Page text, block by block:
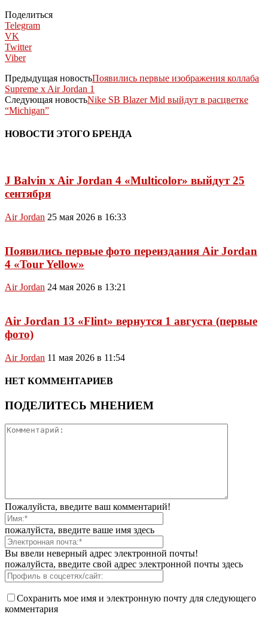
Поделиться
Telegram
VK
Twitter
Viber
Предыдущая новостьПоявились первые изображения коллаба
Supreme x Air Jordan 1
Следующая новостьNike SB Blazer Mid выйдут в расцветке
“Michigan”
НОВОСТИ ЭТОГО БРЕНДА
J Balvin x Air Jordan 4 «Multicolor» выйдут 25
сентября
Air Jordan 25 мая 2026 в 16:33
Появились первые фото переиздания Air Jordan
4 «Tour Yellow»
Air Jordan 24 мая 2026 в 13:21
Air Jordan 13 «Flint» вернутся 1 августа (первые
фото)
Air Jordan 11 мая 2026 в 11:54
НЕТ КОММЕНТАРИЕВ
ПОДЕЛИТЕСЬ МНЕНИЕМ
Пожалуйста, введите ваш комментарий!
пожалуйста, введите ваше имя здесь
Вы ввели неверный адрес электронной почты!
пожалуйста, введите свой адрес электронной почты здесь
Сохранить мое имя и электронную почту для следующего
комментария